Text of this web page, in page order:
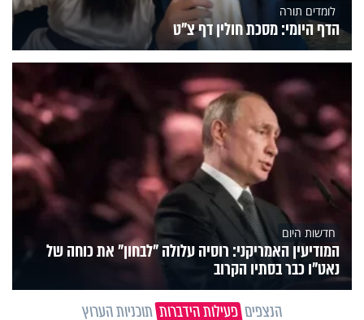
לומדים תורה
הדף היומי: מסכת חולין דף צ"ט
חדשות היום
המודיעין האמריקני: רוסיה עלולה "לבחון" את כוחה של
נאט"ו כבר בסתיו הקרוב
הנצפים פעילות הידברות תוכניות הערוץ